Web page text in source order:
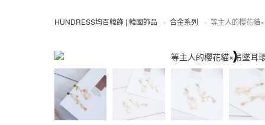
HUNDRESS均百韓飾 | 韓國飾品 合金系列 等主人的櫻花貓